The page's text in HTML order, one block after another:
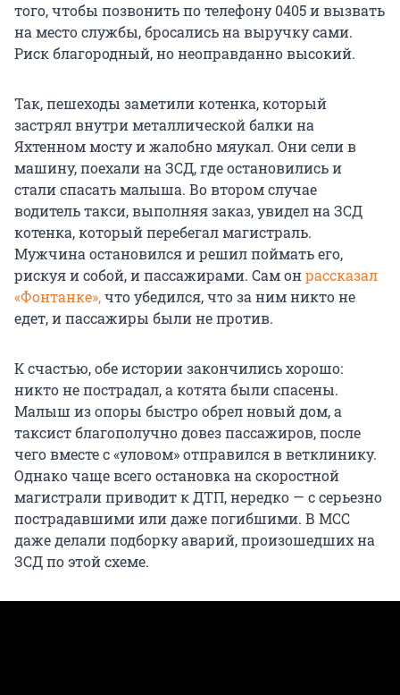
того, чтобы позвонить по телефону 0405 и вызвать
на место службы, бросались на выручку сами.
Риск благородный, но неоправданно высокий.
Так, пешеходы заметили котенка, который
застрял внутри металлической балки на
Яхтенном мосту и жалобно мяукал. Они сели в
машину, поехали на ЗСД, где остановились и
стали спасать малыша. Во втором случае
водитель такси, выполняя заказ, увидел на ЗСД
котенка, который перебегал магистраль.
Мужчина остановился и решил поймать его,
рискуя и собой, и пассажирами. Сам онрассказал
«Фонтанке»,что убедился, что за ним никто не
едет, и пассажиры были не против.
К счастью, обе истории закончились хорошо:
никто не пострадал, а котята были спасены.
Малыш из опоры быстро обрел новый дом, а
таксист благополучно довез пассажиров, после
чего вместе с «уловом» отправился в ветклинику.
Однако чаще всего остановка на скоростной
магистрали приводит к ДТП, нередко — с серьезно
пострадавшими или даже погибшими. В МСС
даже делали подборку аварий, произошедших на
ЗСД по этой схеме.